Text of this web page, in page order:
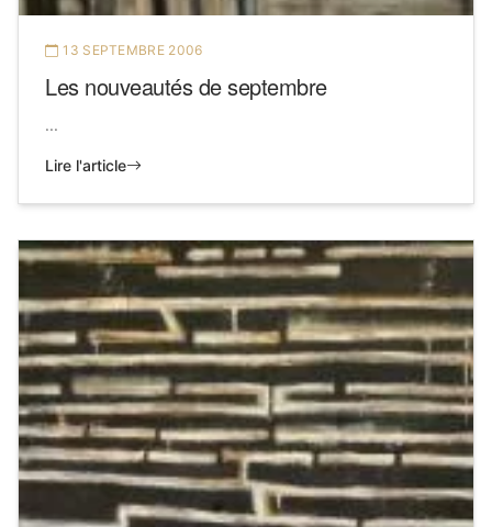
13 SEPTEMBRE 2006
Les nouveautés de septembre
...
Lire l'article